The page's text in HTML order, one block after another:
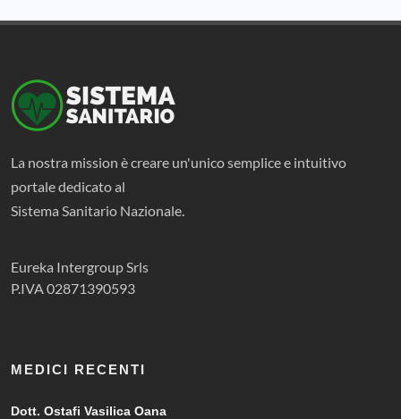
La nostra mission è creare un'unico semplice e intuitivo
portale dedicato al
Sistema Sanitario Nazionale.
Eureka Intergroup Srls
P.IVA 02871390593
MEDICI RECENTI
Dott. Ostafi Vasilica Oana